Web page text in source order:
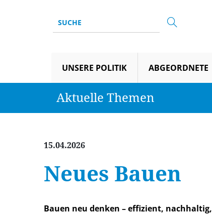
UNSERE POLITIK ABGEORDNETE
Aktuelle Themen
15.04.2026
Neues Bauen
Bauen neu denken – effizient,